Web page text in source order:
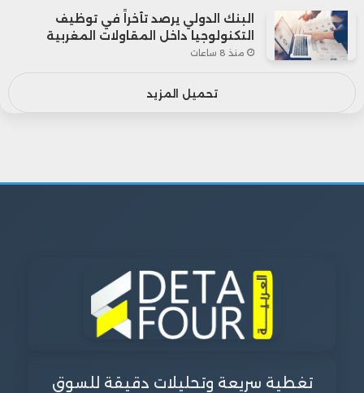
البنك الدولي يرصد تأخراً في توظيف
التكنولوجيا داخل المقاولات المغربية
منذ 8 ساعات
تحميل المزيد
تغطية سريعة وتحليلات دقيقة للسوق